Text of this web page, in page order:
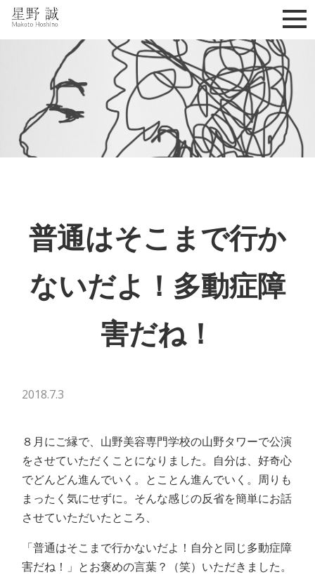
星野誠 makoto hoshino
普通はそこまで行か
ないだよ！多動症障
害だね！
2018.7.3
８月にご縁で、山野美容専門学校の山野タワーで公演
をさせていただくことになりました。自分は、好奇心
でどんどん進んでいく。とことん進んでいく。周りも
まったく気にせずに。そんな感じの反省を簡単にお話
させていただいたところ、
「普通はそこまで行かないだよ！自分と同じ多動症障
害だね！」とお褒めの言葉？（笑）いただきました。